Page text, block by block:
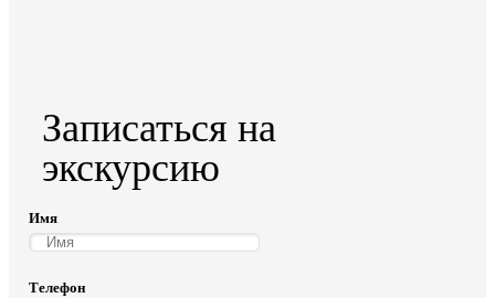
Записаться на
экскурсию
Имя
Телефон